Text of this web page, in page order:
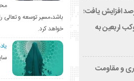
گمرک سمنان ۴۸ درصد افزایش یافت؛
کالاهای ۳۰ موکب اربعین به
و مقاومت
باشد،مسیر توسعه و تعالی
خواهد کرد.